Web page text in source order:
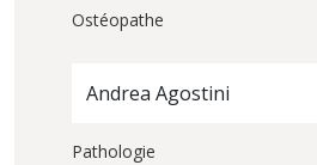
Ostéopathe
Andrea Agostini
Pathologie